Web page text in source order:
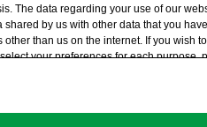
The data regarding your use of our
by us with other data that you
than us on the internet. If you wish
your preferences for each purpose,